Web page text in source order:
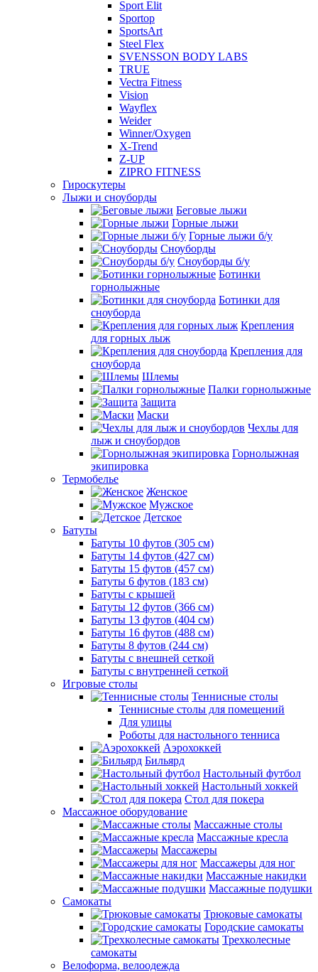
Sport Elit
Sportop
SportsArt
Steel Flex
SVENSSON BODY LABS
TRUE
Vectra Fitness
Vision
Wayflex
Weider
Winner/Oxygen
X-Trend
Z-UP
ZIPRO FITNESS
Гироскутеры
Лыжи и сноуборды
Беговые лыжи
Горные лыжи
Горные лыжи б/у
Сноуборды
Сноуборды б/у
Ботинки
горнолыжные
Ботинки для
сноуборда
Крепления
для горных лыж
Крепления для
сноуборда
Шлемы
Палки горнолыжные
Защита
Маски
Чехлы для
лыж и сноубордов
Горнолыжная
экипировка
Термобелье
Женское
Мужское
Детское
Батуты
Батуты 10 футов (305 см)
Батуты 14 футов (427 см)
Батуты 15 футов (457 см)
Батуты 6 футов (183 см)
Батуты с крышей
Батуты 12 футов (366 см)
Батуты 13 футов (404 см)
Батуты 16 футов (488 см)
Батуты 8 футов (244 см)
Батуты с внешней сеткой
Батуты с внутренней сеткой
Игровые столы
Теннисные столы
Теннисные столы для помещений
Для улицы
Роботы для настольного тенниса
Аэрохоккей
Бильярд
Настольный футбол
Настольный хоккей
Стол для покера
Массажное оборудование
Массажные столы
Массажные кресла
Массажеры
Массажеры для ног
Массажные накидки
Массажные подушки
Самокаты
Трюковые самокаты
Городские самокаты
Трехколесные
самокаты
Велоформа, велоодежда